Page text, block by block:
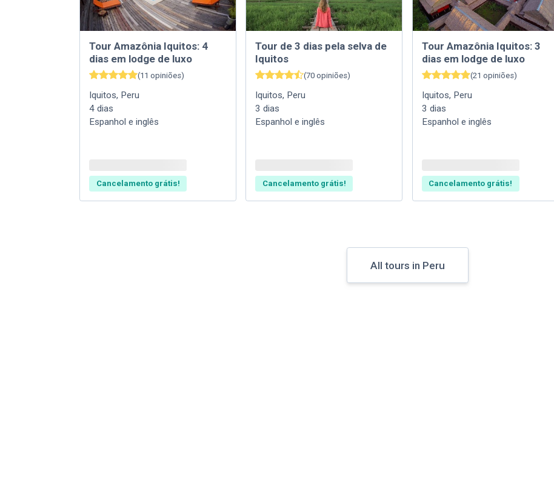
Tour Amazônia Iquitos: 4
dias em lodge de luxo
(11 opiniões)
Iquitos, Peru
4 dias
Espanhol e inglês
Cancelamento grátis!
Tour de 3 dias pela selva de
Iquitos
(70 opiniões)
Iquitos, Peru
3 dias
Espanhol e inglês
Cancelamento grátis!
Tour Amazônia Iquitos: 3
dias em lodge de luxo
(21 opiniões)
Iquitos, Peru
3 dias
Espanhol e inglês
Cancelamento grátis!
All tours in Peru